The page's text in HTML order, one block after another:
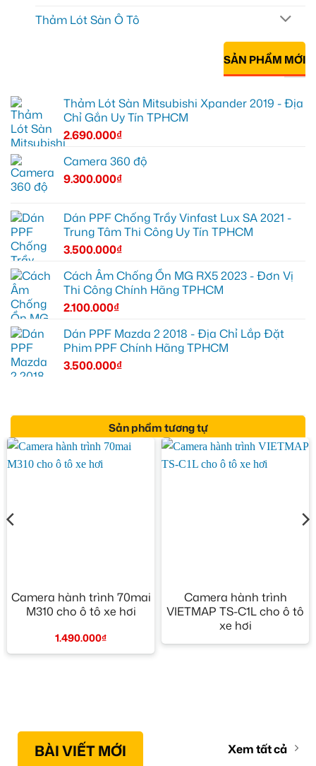
Thảm Lót Sàn Ô Tô
SẢN PHẨM MỚI
Thảm Lót Sàn Mitsubishi Xpander 2019 - Địa
Chỉ Gắn Uy Tín TPHCM
2.690.000₫
Camera 360 độ
9.300.000₫
Dán PPF Chống Trầy Vinfast Lux SA 2021 -
Trung Tâm Thi Công Uy Tín TPHCM
3.500.000₫
Cách Âm Chống Ồn MG RX5 2023 - Đơn Vị
Thi Công Chính Hãng TPHCM
2.100.000₫
Dán PPF Mazda 2 2018 - Địa Chỉ Lắp Đặt
Phim PPF Chính Hãng TPHCM
3.500.000₫
Sản phẩm tương tự
Camera hành trình 70mai
M310 cho ô tô xe hơi
1.490.000₫
Camera hành trình
VIETMAP TS-C1L cho ô tô
xe hơi
BÀI VIẾT MỚI Xem tất cả